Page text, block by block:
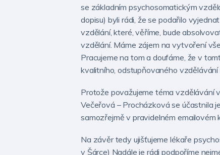
se základním psychosomatickým
dopisu) byli rádi, že se podařilo
vzdělání, které, věříme, bude
vzdělání. Máme zájem na vytvoření
Pracujeme na tom a doufáme, že v
kvalitního, odstupňovaného vzdělávání
Protože považujeme téma vzdělávání
Večeřová – Procházková se účastnila
samozřejmě v pravidelném emailovém
Na závěr tedy ujišťujeme lékaře
v Šárce) Nadále je rádi podpoříme